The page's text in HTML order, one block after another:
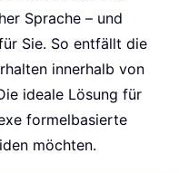
Sprache – und
Sie. So entfällt die
innerhalb von
ideale Lösung für
formelbasierte
möchten.